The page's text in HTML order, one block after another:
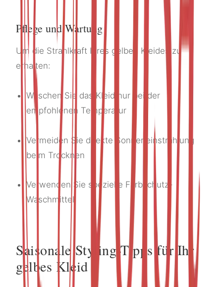
Pflege und Wartung
Um die Strahlkraft Ihres gelben Kleides zu
erhalten:
Waschen Sie das Kleid nur bei der
empfohlenen Temperatur
Vermeiden Sie direkte Sonneneinstrahlung
beim Trocknen
Verwenden Sie spezielle Farbschutz-
Waschmittel
Saisonale Styling-Tipps für Ihr
gelbes Kleid